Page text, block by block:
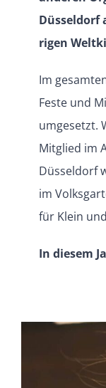
Düsseldorf
rigen
Im
Feste und
umgesetzt.
Mitglied im
Düsseldorf
im
für Klein
In diesem